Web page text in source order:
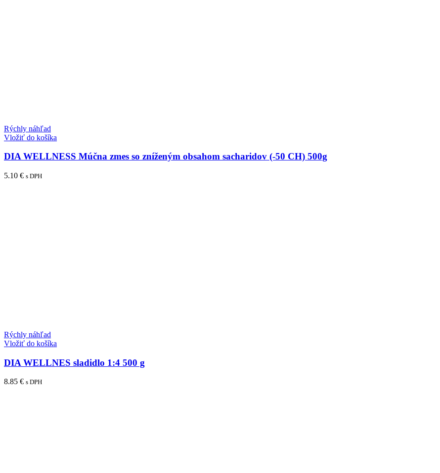
Rýchly náhľad
Vložiť do košíka
DIA WELLNESS Múčna zmes so zníženým obsahom sacharidov (-50 CH) 500g
5.10 € s DPH
Rýchly náhľad
Vložiť do košíka
DIA WELLNES sladidlo 1:4 500 g
8.85 € s DPH